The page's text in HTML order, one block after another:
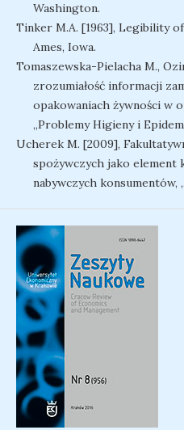
Washington.
Tinker M.A. [1963], Legibility
Ames, Iowa.
Tomaszewska-Pielacha M.,
zrozumiałość informacji
opakowaniach żywności w
„Problemy Higieny i
Ucherek M. [2009],
spożywczych jako element
nabywczych konsumentów,